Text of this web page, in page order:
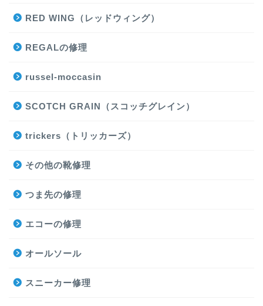
RED WING（レッドウィング）
REGALの修理
russel-moccasin
SCOTCH GRAIN（スコッチグレイン）
trickers（トリッカーズ）
その他の靴修理
つま先の修理
エコーの修理
オールソール
スニーカー修理